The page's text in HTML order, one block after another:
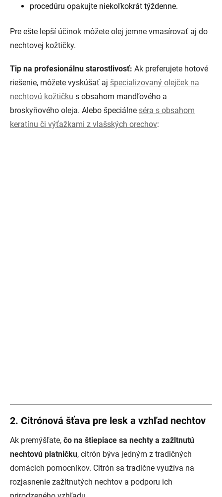
procedúru opakujte niekoľkokrát týždenne.
Pre ešte lepší účinok môžete olej jemne vmasírovať aj do
nechtovej kožtičky.
Tip na profesionálnu starostlivosť: Ak preferujete hotové
riešenie, môžete vyskúšať aj špecializovaný olejček na
nechtovú kožtičku s obsahom mandľového a
broskyňového oleja. Alebo špeciálne séra s obsahom
keratínu či výťažkami z vlašských orechov:
2. Citrónová šťava pre lesk a vzhľad nechtov
Ak premýšľate, čo na štiepiace sa nechty a zažltnutú
nechtovú platničku, citrón býva jedným z tradičných
domácich pomocníkov. Citrón sa tradične využíva na
rozjasnenie zažltnutých nechtov a podporu ich